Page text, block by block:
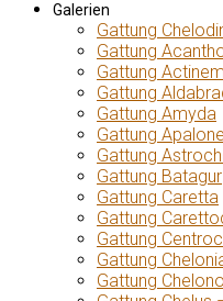
Galerien
Gattung
Gattung
Gattung
Gattung
Gattung Amyda
Gattung
Gattung
Gattung Batagur
Gattung Caretta
Gattung
Gattung
Gattung
Gattung